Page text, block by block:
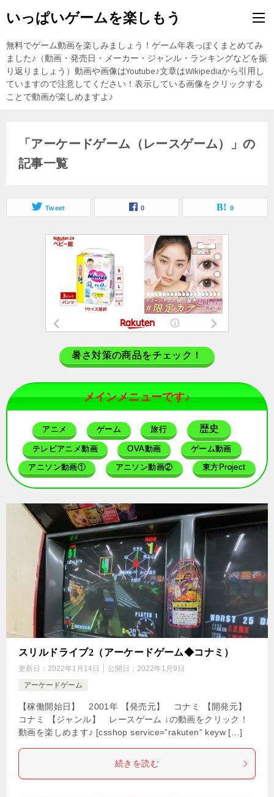
いっぱいゲームを楽しもう
無料でゲーム動画を楽しみましょう！ゲーム年表っぽくまとめてみ
ました♪（動画・発売日・メーカー・ジャンル・ランキングなどを振
り返りましょう）動画や画像はYoutube♪文章はWikipediaから引用し
ていますので注意してください！表示している画像をクリックする
ことで動画が楽しめますよ♪
「アーケードゲーム（レースゲーム）」の
記事一覧
Tweet 0 0
暑さ対策の商品をチェック！
メインメニューです♪
アニメ ゲーム 旅行 歴史
テレビアニメ動画 OVA動画 ゲーム動画
アニソン動画① アニソン動画② 東方Project
スリルドライブ2（アーケードゲーム◆コナミ）
更新日： 2022年1月14日 公開日： 2022年1月9日
アーケードゲーム
【稼働開始日】 2001年 【発売元】 コナミ 【開発元】
コナミ 【ジャンル】 レースゲーム ↓の動画をクリック！
動画を楽しめます♪ [csshop service=”rakuten” keyw […]
続きを読む